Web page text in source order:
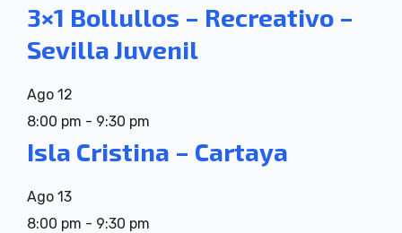
3×1 Bollullos – Recreativo –
Sevilla Juvenil
Ago 12
8:00 pm - 9:30 pm
Isla Cristina – Cartaya
Ago 13
8:00 pm - 9:30 pm